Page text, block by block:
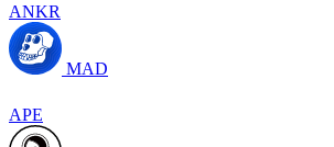
ANKR
MAD
APE